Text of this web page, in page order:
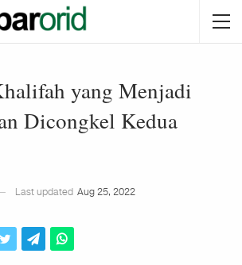
yang Menjadi
Dicongkel Kedua
Last updated Aug 25, 2022